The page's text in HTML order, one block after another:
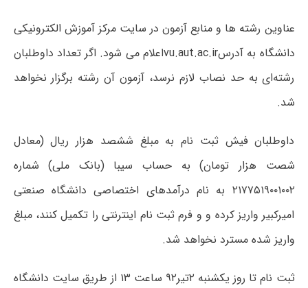
عناوین رشته ها و منابع آزمون در سایت مرکز آموزش الکترونیکی
دانشگاه به آدرسvu.aut.ac.irاعلام می شود. اگر تعداد داوطلبان
رشته‌ای به حد نصاب لازم نرسد، آزمون آن رشته برگزار نخواهد
شد.
داوطلبان فیش ثبت نام به مبلغ ششصد هزار ریال (معادل
شصت هزار تومان) به حساب سیبا (بانک ملی) شماره
۲۱۷۷۵۱۹۰۰۱۰۰۲ به نام درآمدهای اختصاصی دانشگاه صنعتی
امیرکبیر واریز کرده و و فرم ثبت نام اینترنتی را تکمیل کنند، مبلغ
واریز شده مسترد نخواهد شد.
ثبت نام تا روز یکشنبه ۲تیر۹۲ ساعت ۱۳ از طریق سایت دانشگاه